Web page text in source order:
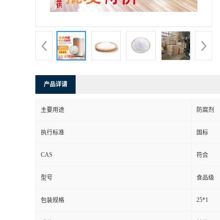
产品详请
主要用途 防腐剂
执行标准 国标
CAS 符合
型号 食品级
包装规格 25*1